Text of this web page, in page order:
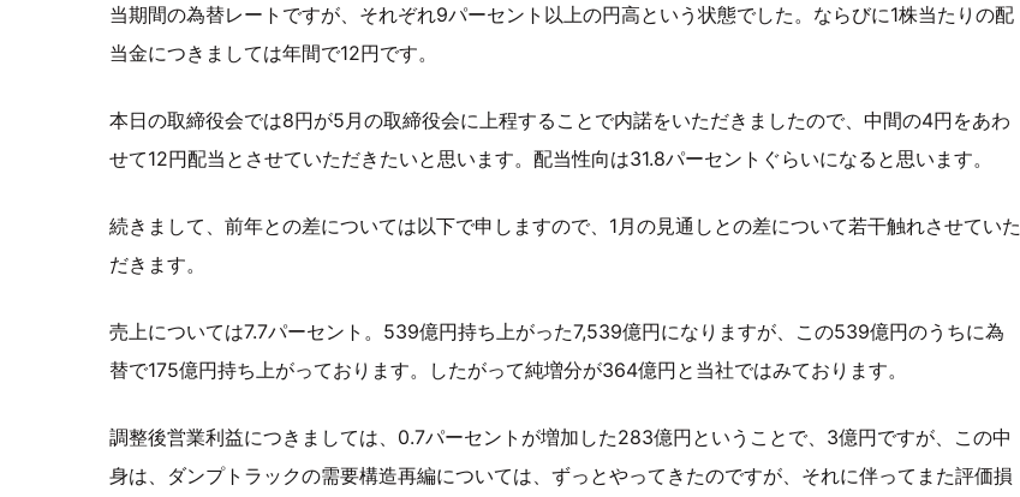
当期間の為替レートですが、それぞれ9パーセント以上の円高という状態でした。ならびに1株当たりの配
当金につきましては年間で12円です。
本日の取締役会では8円が5月の取締役会に上程することで内諾をいただきましたので、中間の4円をあわ
せて12円配当とさせていただきたいと思います。配当性向は31.8パーセントぐらいになると思います。
続きまして、前年との差については以下で申しますので、1月の見通しとの差について若干触れさせていた
だきます。
売上については7.7パーセント。539億円持ち上がった7,539億円になりますが、この539億円のうちに為
替で175億円持ち上がっております。したがって純増分が364億円と当社ではみております。
調整後営業利益につきましては、0.7パーセントが増加した283億円ということで、3億円ですが、この中
身は、ダンプトラックの需要構造再編については、ずっとやってきたのですが、それに伴ってまた評価損